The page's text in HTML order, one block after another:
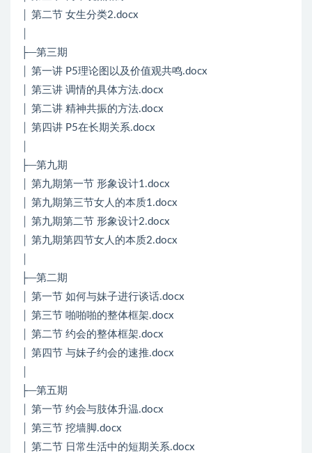
│ 第二节 女生分类2.docx
├─第三期
│ 第一讲 P5理论图以及价值观共鸣.docx
│ 第三讲 调情的具体方法.docx
│ 第二讲 精神共振的方法.docx
│ 第四讲 P5在长期关系.docx
├─第九期
│ 第九期第一节 形象设计1.docx
│ 第九期第三节女人的本质1.docx
│ 第九期第二节 形象设计2.docx
│ 第九期第四节女人的本质2.docx
├─第二期
│ 第一节 如何与妹子进行谈话.docx
│ 第三节 啪啪啪的整体框架.docx
│ 第二节 约会的整体框架.docx
│ 第四节 与妹子约会的速推.docx
├─第五期
│ 第一节 约会与肢体升温.docx
│ 第三节 挖墙脚.docx
│ 第二节 日常生活中的短期关系.docx